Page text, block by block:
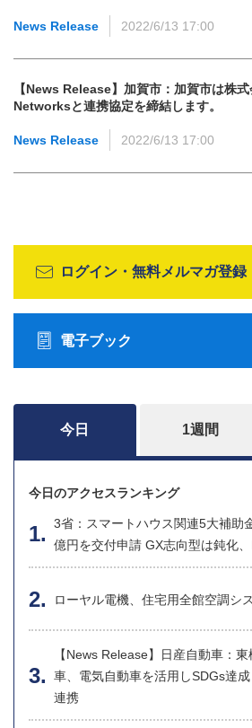
News Release 2022/6/13 17:00
【News Release】加賀市：加賀市は株
Networksと連携協定を締結します。
News Release 2022/6/13 17:00
ログイン・無料メルマガ登録
電子ブック
今日 1週間
今日のアクセスランキング
3省：スマートハウス関連5大補助
億円を交付申請 GX志向型は鈍化
ローヤル電機、住宅用全館空調シ
【News Release】日産自動車：
車、電気自動車を活用しSDGs達
連携